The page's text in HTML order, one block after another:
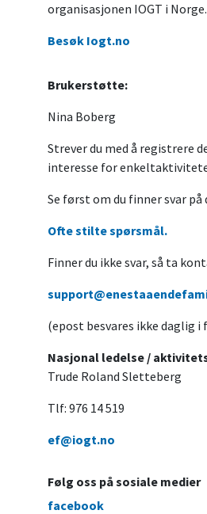
organisasjonen IOGT i Norge.
Besøk Iogt.no
Brukerstøtte:
Nina Boberg
Strever du med å registrere
interesse for
Se først om du finner svar på
Ofte stilte spørsmål.
Finner du ikke svar, så ta
(epost besvares ikke daglig i
Nasjonal ledelse /
Trude Roland Sletteberg
Tlf: 976 14 519
ef@iogt.no
Følg oss på sosiale medier
facebook